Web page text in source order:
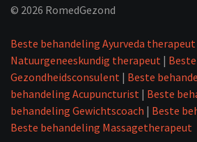
© 2026 RomedGezond
Beste behandeling Ayurveda therapeut
Natuurgeneeskundig therapeut |
Gezondheidsconsulent | Beste
behandeling Acupuncturist | Beste
behandeling Gewichtscoach | Beste
Beste behandeling Massagetherapeut